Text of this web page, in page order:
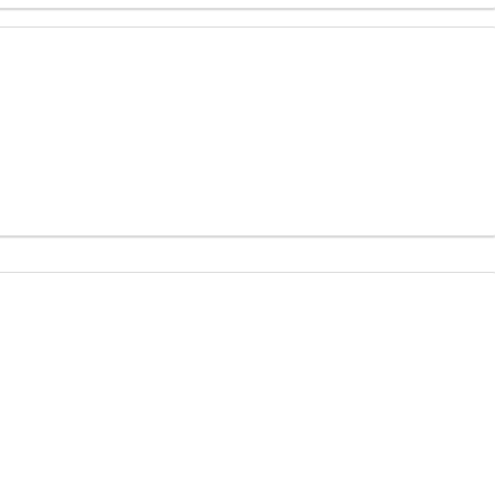
des commodités telles que des arrêts de bus et des écoles.
pour les futurs propriétaires en quête de confort
au RSAC de Chartres sous le numéro 842801409